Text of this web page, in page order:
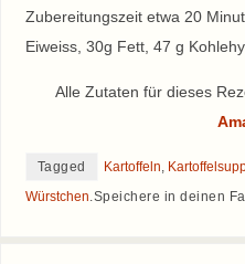
Zubereitungszeit etwa 20
Eiweiss, 30g Fett, 47 g
Alle Zutaten für dieses
Tagged Kartoffeln,
Würstchen.Speichere in deinen